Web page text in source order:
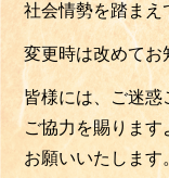
社会情勢を踏まえ
変更時は改めてお
皆様には、ご迷惑
ご協力を賜ります
お願いいたします